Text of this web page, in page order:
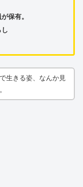
保有。
生きる姿、なんか見